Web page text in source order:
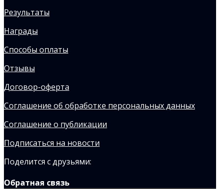
Результаты
Награды
Способы оплаты
Отзывы
Договор-оферта
Соглашение об обработке персональных данных
Соглашение о публикации
Подписаться на новости
Поделится с друзьями:
Обратная связь